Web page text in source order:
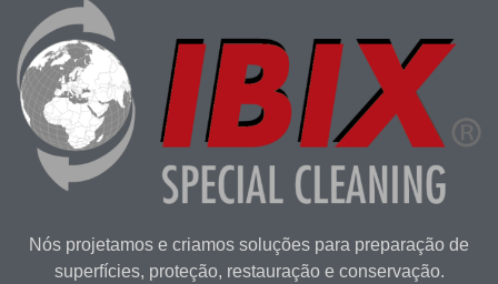
Nós projetamos e criamos soluções para preparação de
superfícies, proteção, restauração e conservação.